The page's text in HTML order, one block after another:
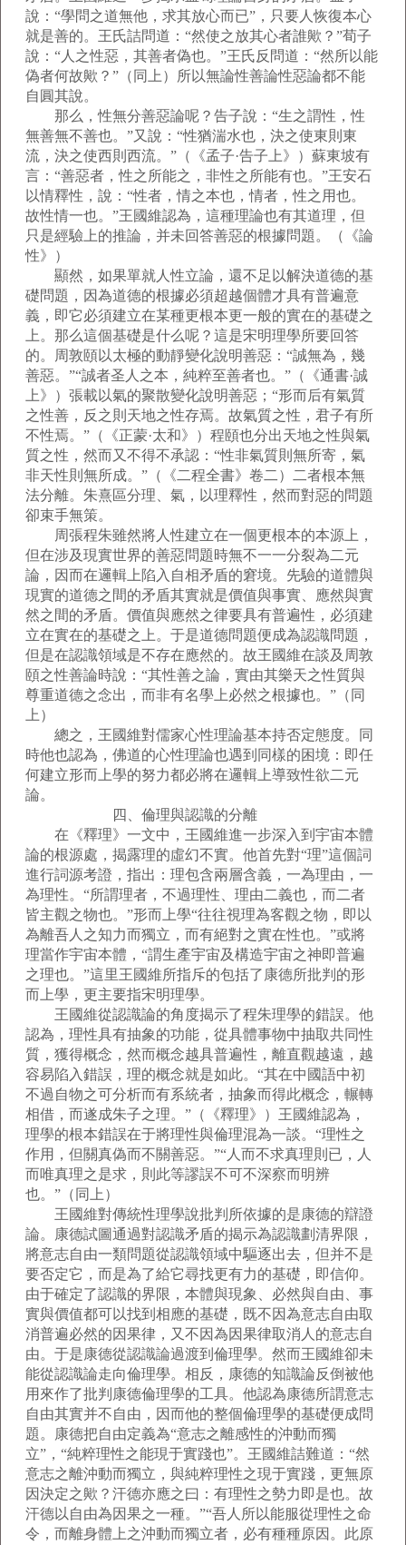
說：“學問之道無他，求其放心而已”，只要人恢復本心
就是善的。王氏詰問道：“然使之放其心者誰歟？”荀子
說：“人之性惡，其善者偽也。”王氏反問道：“然所以能
偽者何故歟？”（同上）所以無論性善論性惡論都不能
自圓其說。
那么，性無分善惡論呢？告子說：“生之謂性，性
無善無不善也。”又說：“性猶湍水也，決之使東則東
流，決之使西則西流。”（《孟子·告子上》）蘇東坡有
言：“善惡者，性之所能之，非性之所能有也。”王安石
以情釋性，說：“性者，情之本也，情者，性之用也。
故性情一也。”王國維認為，這種理論也有其道理，但
只是經驗上的推論，并未回答善惡的根據問題。（《論
性》）
顯然，如果單就人性立論，還不足以解決道德的基
礎問題，因為道德的根據必須超越個體才具有普遍意
義，即它必須建立在某種更根本更一般的實在的基礎之
上。那么這個基礎是什么呢？這是宋明理學所要回答
的。周敦頤以太極的動靜變化說明善惡：“誠無為，幾
善惡。”“誠者圣人之本，純粹至善者也。”（《通書·誠
上》）張載以氣的聚散變化說明善惡；“形而后有氣質
之性善，反之則天地之性存焉。故氣質之性，君子有所
不性焉。”（《正蒙·太和》）程頤也分出天地之性與氣
質之性，然而又不得不承認：“性非氣質則無所寄，氣
非天性則無所成。”（《二程全書》卷二）二者根本無
法分離。朱熹區分理、氣，以理釋性，然而對惡的問題
卻束手無策。
周張程朱雖然將人性建立在一個更根本的本源上，
但在涉及現實世界的善惡問題時無不一一分裂為二元
論，因而在邏輯上陷入自相矛盾的窘境。先驗的道體與
現實的道德之間的矛盾其實就是價值與事實、應然與實
然之間的矛盾。價值與應然之律要具有普遍性，必須建
立在實在的基礎之上。于是道德問題便成為認識問題，
但是在認識領域是不存在應然的。故王國維在談及周敦
頤之性善論時說：“其性善之論，實由其樂天之性質與
尊重道德之念出，而非有名學上必然之根據也。”（同
上）
總之，王國維對儒家心性理論基本持否定態度。同
時他也認為，佛道的心性理論也遇到同樣的困境：即任
何建立形而上學的努力都必將在邏輯上導致性欲二元
論。
四、倫理與認識的分離
在《釋理》一文中，王國維進一步深入到宇宙本體
論的根源處，揭露理的虛幻不實。他首先對“理”這個詞
進行詞源考證，指出：理包含兩層含義，一為理由，一
為理性。“所謂理者，不過理性、理由二義也，而二者
皆主觀之物也。”形而上學“往往視理為客觀之物，即以
為離吾人之知力而獨立，而有絕對之實在性也。”或將
理當作宇宙本體，“謂生產宇宙及構造宇宙之神即普遍
之理也。”這里王國維所指斥的包括了康德所批判的形
而上學，更主要指宋明理學。
王國維從認識論的角度揭示了程朱理學的錯誤。他
認為，理性具有抽象的功能，從具體事物中抽取共同性
質，獲得概念，然而概念越具普遍性，離直觀越遠，越
容易陷入錯誤，理的概念就是如此。“其在中國語中初
不過自物之可分析而有系統者，抽象而得此概念，輾轉
相借，而遂成朱子之理。”（《釋理》）王國維認為，
理學的根本錯誤在于將理性與倫理混為一談。“理性之
作用，但關真偽而不關善惡。”“人而不求真理則已，人
而唯真理之是求，則此等謬誤不可不深察而明辨
也。”（同上）
王國維對傳統性理學說批判所依據的是康德的辯證
論。康德試圖通過對認識矛盾的揭示為認識劃清界限，
將意志自由一類問題從認識領域中驅逐出去，但并不是
要否定它，而是為了給它尋找更有力的基礎，即信仰。
由于確定了認識的界限，本體與現象、必然與自由、事
實與價值都可以找到相應的基礎，既不因為意志自由取
消普遍必然的因果律，又不因為因果律取消人的意志自
由。于是康德從認識論過渡到倫理學。然而王國維卻未
能從認識論走向倫理學。相反，康德的知識論反倒被他
用來作了批判康德倫理學的工具。他認為康德所謂意志
自由其實并不自由，因而他的整個倫理學的基礎便成問
題。康德把自由定義為“意志之離感性的沖動而獨
立”，“純粹理性之能現于實踐也”。王國維詰難道：“然
意志之離沖動而獨立，與純粹理性之現于實踐，更無原
因決定之歟？汗德亦應之曰：有理性之勢力即是也。故
汗德以自由為因果之一種。”“吾人所以能服從理性之命
令，而離身體上之沖動而獨立者，必有種種原因。此原